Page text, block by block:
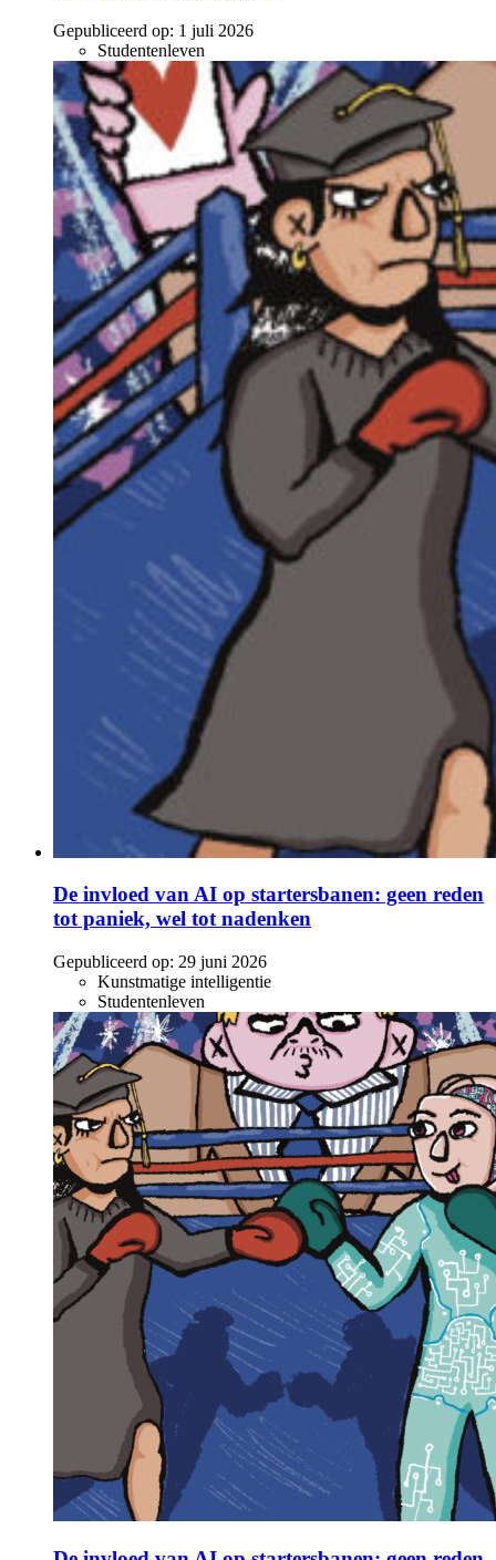
Gepubliceerd op: 1 juli 2026
Studentenleven
De invloed van AI op startersbanen: geen reden
tot paniek, wel tot nadenken
Gepubliceerd op: 29 juni 2026
Kunstmatige intelligentie
Studentenleven